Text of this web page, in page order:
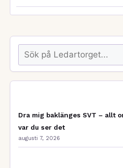
Sök
Dra mig baklänges SVT – allt
var du ser det
augusti 7, 2026